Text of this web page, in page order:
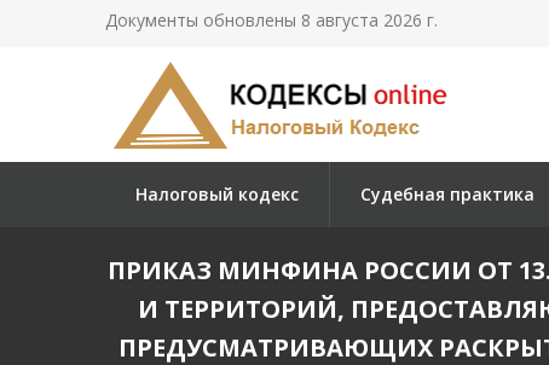
Документы обновлены 8 августа 2026 г.
Налоговый кодекс Судебная практика
ПРИКАЗ МИНФИНА РОССИИ ОТ
И ТЕРРИТОРИЙ,
ПРЕДУСМАТРИВАЮЩИХ